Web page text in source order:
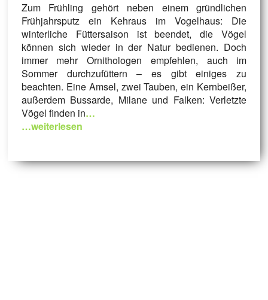
Zum Frühling gehört neben einem gründlichen
Frühjahrsputz ein Kehraus im Vogelhaus: Die
winterliche Füttersaison ist beendet, die Vögel
können sich wieder in der Natur bedienen. Doch
immer mehr Ornithologen empfehlen, auch im
Sommer durchzufüttern – es gibt einiges zu
beachten. Eine Amsel, zwei Tauben, ein Kernbeißer,
außerdem Bussarde, Milane und Falken: Verletzte
Vögel finden in…
…weiterlesen